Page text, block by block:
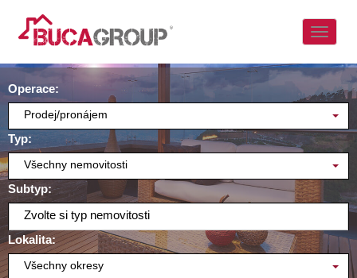
Operace:
Prodej/pronájem
Typ:
Všechny nemovitosti
Subtyp:
Zvolte si typ nemovitosti
Lokalita:
Všechny okresy